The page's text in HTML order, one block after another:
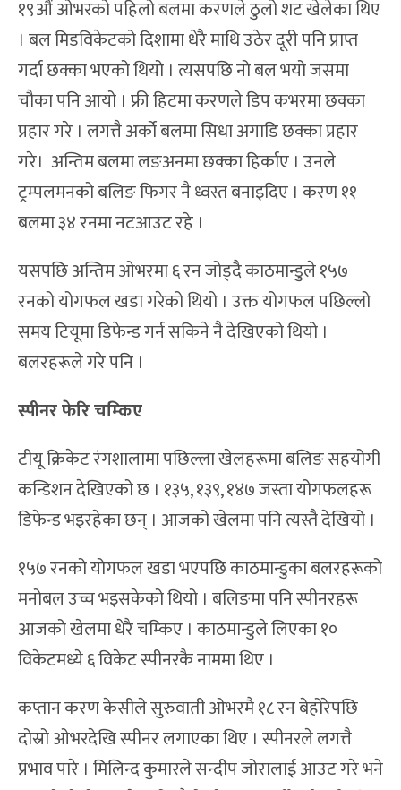
१९औं ओभरको पहिलो बलमा करणले ठुलो शट खेलेका थिए
। बल मिडविकेटको दिशामा धेरै माथि उठेर दूरी पनि प्राप्त
गर्दा छक्का भएको थियो । त्यसपछि नो बल भयो जसमा
चौका पनि आयो । फ्री हिटमा करणले डिप कभरमा छक्का
प्रहार गरे । लगत्तै अर्को बलमा सिधा अगाडि छक्का प्रहार
गरे। अन्तिम बलमा लङअनमा छक्का हिर्काए । उनले
ट्रम्पलमनको बलिङ फिगर नै ध्वस्त बनाइदिए । करण ११
बलमा ३४ रनमा नटआउट रहे ।
यसपछि अन्तिम ओभरमा ६ रन जोड्दै काठमान्डुले १५७
रनको योगफल खडा गरेको थियो । उक्त योगफल पछिल्लो
समय टियूमा डिफेन्ड गर्न सकिने नै देखिएको थियो ।
बलरहरूले गरे पनि ।
स्पीनर फेरि चम्किए
टीयू क्रिकेट रंगशालामा पछिल्ला खेलहरूमा बलिङ सहयोगी
कन्डिशन देखिएको छ । १३५, १३९, १४७ जस्ता योगफलहरू
डिफेन्ड भइरहेका छन् । आजको खेलमा पनि त्यस्तै देखियो ।
१५७ रनको योगफल खडा भएपछि काठमान्डुका बलरहरूको
मनोबल उच्च भइसकेको थियो । बलिङमा पनि स्पीनरहरू
आजको खेलमा धेरै चम्किए । काठमान्डुले लिएका १०
विकेटमध्ये ६ विकेट स्पीनरकै नाममा थिए ।
कप्तान करण केसीले सुरुवाती ओभरमै १८ रन बेहोरेपछि
दोस्रो ओभरदेखि स्पीनर लगाएका थिए । स्पीनरले लगत्तै
प्रभाव पारे । मिलिन्द कुमारले सन्दीप जोरालाई आउट गरे भने